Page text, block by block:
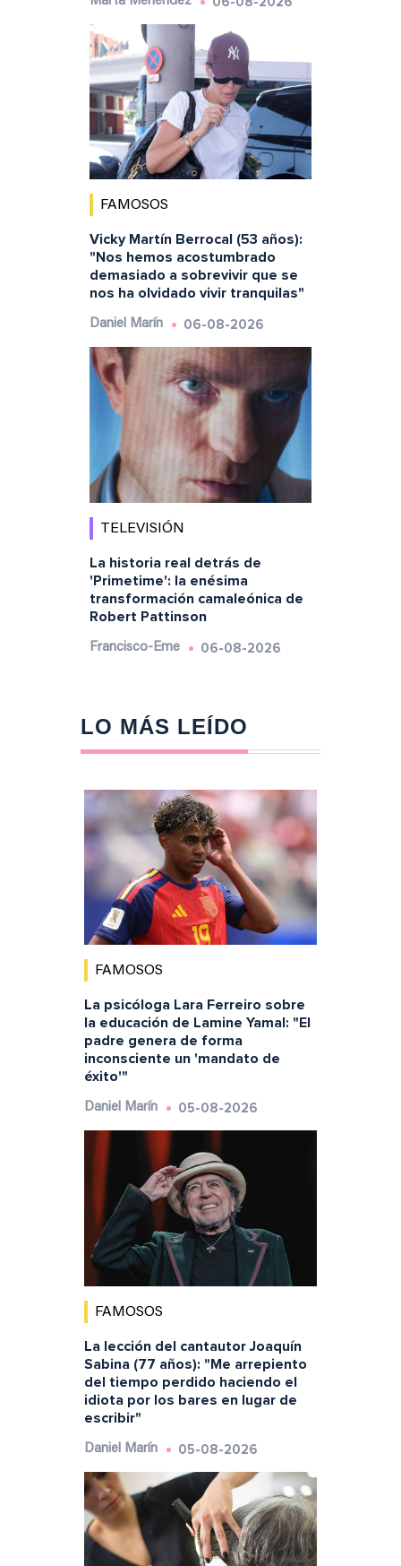
FAMOSOS
Vicky Martín Berrocal (53 años):
"Nos hemos acostumbrado
demasiado a sobrevivir que se
nos ha olvidado vivir tranquilas"
Daniel Marín 06-08-2026
TELEVISIÓN
La historia real detrás de
'Primetime': la enésima
transformación camaleónica de
Robert Pattinson
Francisco-Eme 06-08-2026
LO MÁS LEÍDO
FAMOSOS
La psicóloga Lara Ferreiro sobre
la educación de Lamine Yamal: "El
padre genera de forma
inconsciente un 'mandato de
éxito'"
Daniel Marín 05-08-2026
FAMOSOS
La lección del cantautor Joaquín
Sabina (77 años): "Me arrepiento
del tiempo perdido haciendo el
idiota por los bares en lugar de
escribir"
Daniel Marín 05-08-2026